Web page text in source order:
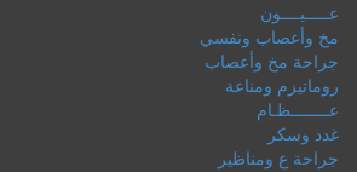
عـــــيــــون
مخ وأعصاب ونفسي
جراحة مخ وأعصاب
روماتيزم ومناعة
عــــــــظـام
غدد وسكر
جراحة ع ومناظير